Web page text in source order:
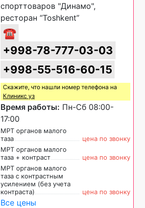
спорттоваров "Динамо",
ресторан “Toshkent”
☎
+998-78-777-03-03
+998-55-516-60-15
Скажите, что нашли номер телефона на
Клиникс уз
Время работы: Пн-Сб 08:00-
17:00
МРТ органов малого
таза
цена по звонку
МРТ органов малого
таза + контраст
цена по звонку
МРТ органов малого
таза с контрастным
усилением (без учета
контраста)
цена по звонку
Все цены